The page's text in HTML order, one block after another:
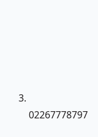
02267778797